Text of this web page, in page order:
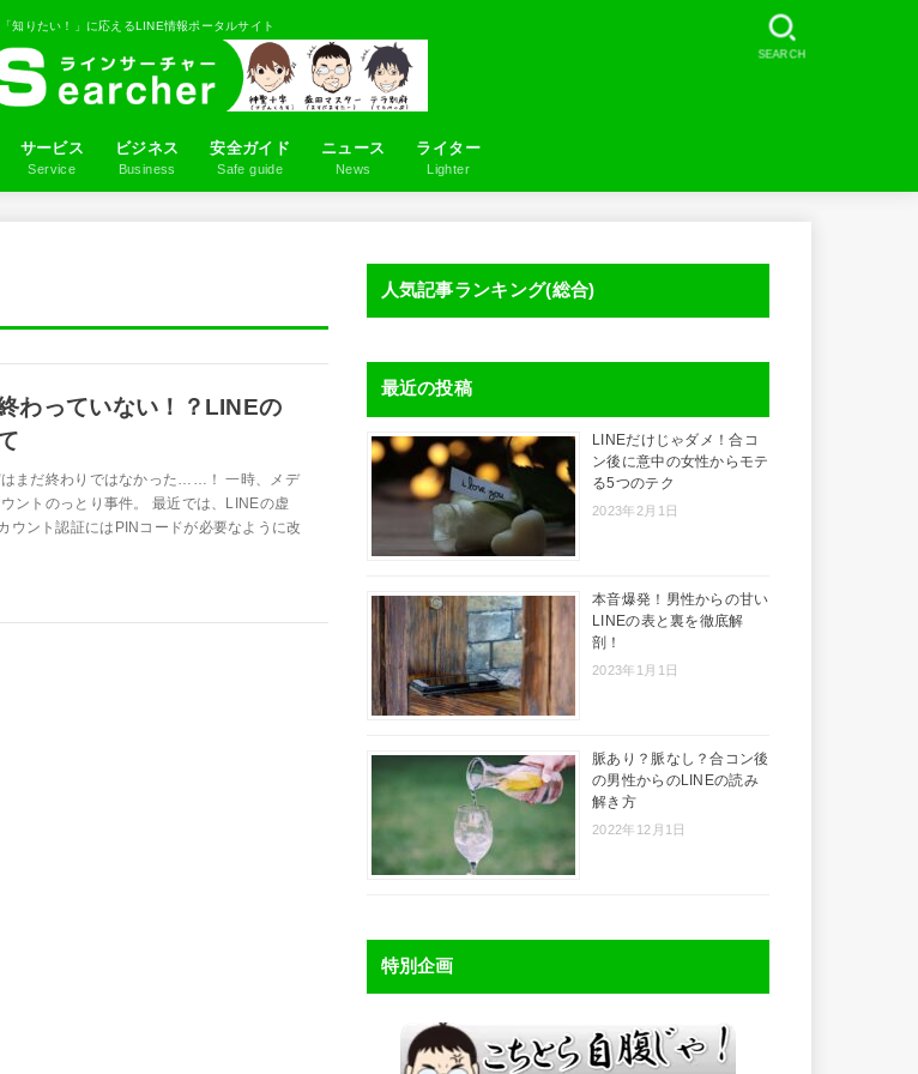
知りたい！」に応えるLINE情報ポータルサイト
サービス
Service
ビジネス
Business
安全ガイド
Safe guide
ニュース
News
ライター
Lighter
SEARCH
わっていない！？LINEの
はまだ終わりではなかった……！ 一時、メデ
ントのっとり事件。 最近では、LINEの虚
ウント認証にはPINコードが必要なように改
人気記事ランキング(総合)
最近の投稿
LINEだけじゃダメ！合コ
ン後に意中の女性からモテ
る5つのテク
2023年2月1日
本音爆発！男性からの甘い
LINEの表と裏を徹底解
剖！
2023年1月1日
脈あり？脈なし？合コン後
の男性からのLINEの読み
解き方
2022年12月1日
特別企画